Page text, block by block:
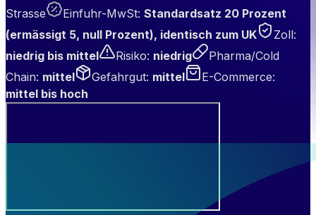
Strasse
Einfuhr-MwSt: Standardsatz 20 Prozent
(ermässigt 5, null Prozent), identisch zum UK
Zoll:
niedrig bis mittel
Risiko: niedrig
Pharma/Cold
Chain: mittel Gefahrgut: mittel E-Commerce:
mittel bis hoch